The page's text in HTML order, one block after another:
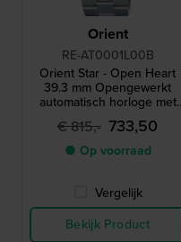
Orient
RE-AT0001L00B
Orient Star - Open Heart
39.3 mm Opengewerkt
automatisch horloge met
gangreserve-indicator
€ 815,- 733,50
● Op voorraad
Vergelijk
Bekijk Product